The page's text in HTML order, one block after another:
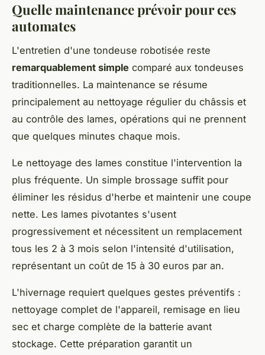
Quelle maintenance prévoir pour ces
automates
L'entretien d'une tondeuse robotisée reste
remarquablement simple comparé aux tondeuses
traditionnelles. La maintenance se résume
principalement au nettoyage régulier du châssis et
au contrôle des lames, opérations qui ne prennent
que quelques minutes chaque mois.
Le nettoyage des lames constitue l'intervention la
plus fréquente. Un simple brossage suffit pour
éliminer les résidus d'herbe et maintenir une coupe
nette. Les lames pivotantes s'usent
progressivement et nécessitent un remplacement
tous les 2 à 3 mois selon l'intensité d'utilisation,
représentant un coût de 15 à 30 euros par an.
L'hivernage requiert quelques gestes préventifs :
nettoyage complet de l'appareil, remisage en lieu
sec et charge complète de la batterie avant
stockage. Cette préparation garantit un